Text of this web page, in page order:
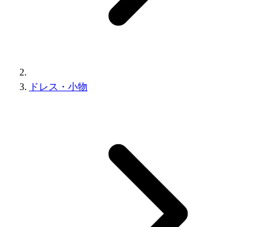
ドレス・小物